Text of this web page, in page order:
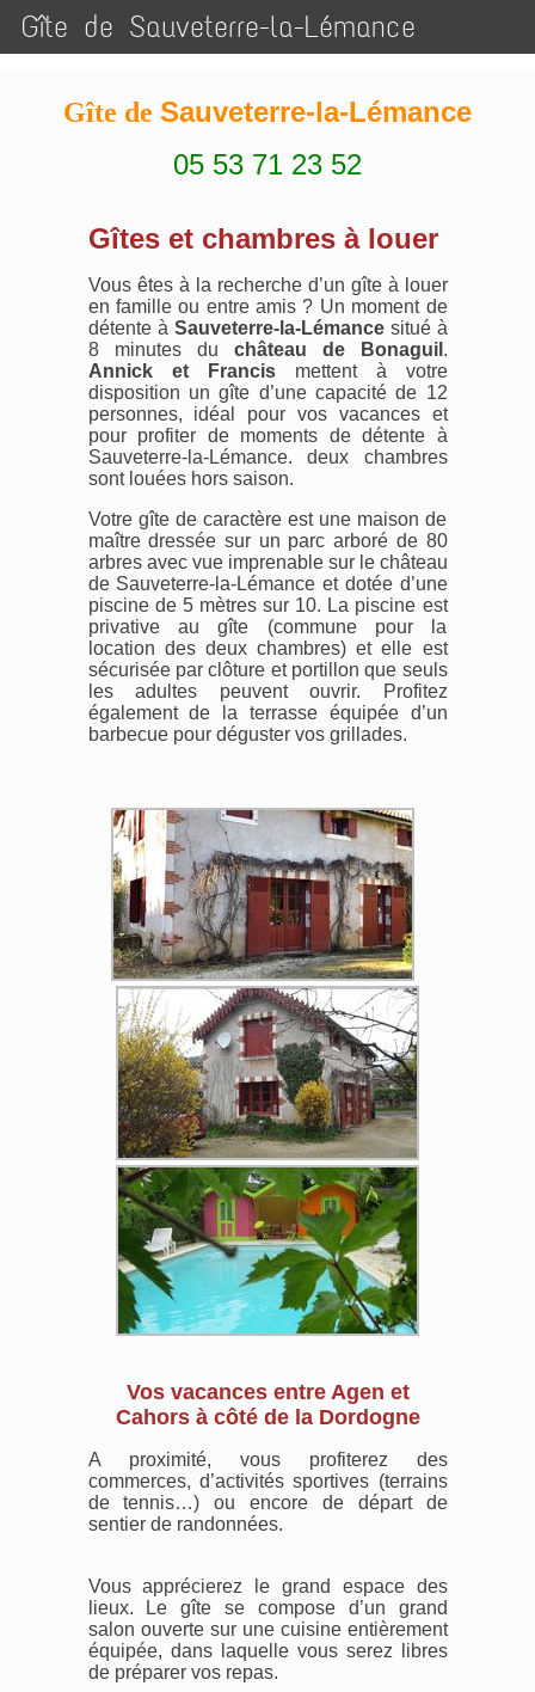
Gîte de Sauveterre-la-Lémance
Gîte de Sauveterre-la-Lémance
05 53 71 23 52
Gîtes et chambres à louer
Vous êtes à la recherche d’un gîte à louer
en famille ou entre amis ? Un moment de
détente à Sauveterre-la-Lémance situé à
8 minutes du château de Bonaguil .
Annick et Francismettent à votre
disposition un gîte d’une capacité de 12
personnes, idéal pour vos vacances et
pour profiter de moments de détente à
Sauveterre-la-Lémance. deux chambres
sont louées hors saison.
Votre gîte de caractère est une maison de
maître dressée sur un parc arboré de 80
arbres avec vue imprenable sur le château
de Sauveterre-la-Lémance et dotée d’une
piscine de 5 mètres sur 10. La piscine est
privative au gîte (commune pour la
location des deux chambres) et elle est
sécurisée par clôture et portillon que seuls
les adultes peuvent ouvrir. Profitez
également de la terrasse équipée d’un
barbecue pour déguster vos grillades.
Vos vacances entre Agen et
Cahors à côté de la Dordogne
A proximité, vous profiterez des
commerces, d’activités sportives (terrains
de tennis…) ou encore de départ de
sentier de randonnées.
Vous apprécierez le grand espace des
lieux. Le gîte se compose d’un grand
salon ouverte sur une cuisine entièrement
équipée, dans laquelle vous serez libres
de préparer vos repas.